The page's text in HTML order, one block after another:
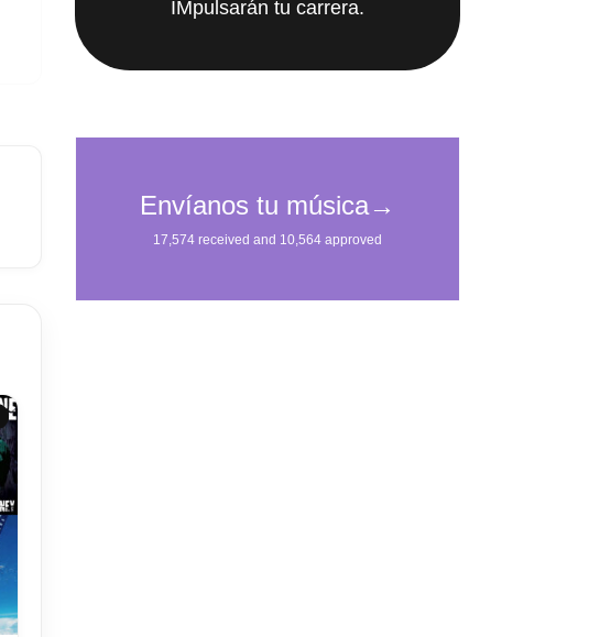
IMpulsarán tu carrera.